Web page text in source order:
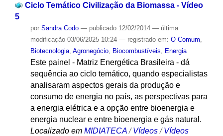
Ciclo Temático Civilização da Biomassa - Vídeo
5
por Sandra Codo — publicado12/02/2014 — última
modificação03/06/2025 10:24 — registrado em: O Comum
Biotecnologia, Agronegócio, Biocombustíveis Energia
Este painel - Matriz Energética Brasileira - dá
sequência ao ciclo temático, quando especialistas
analisaram aspectos gerais da produção e
consumo de energia no país, as perspectivas para
a energia elétrica e a opção entre bioenergia e
energia nuclear e entre bioenergia e gás natural.
Localizado em MIDIATECA /Vídeos /Vídeos